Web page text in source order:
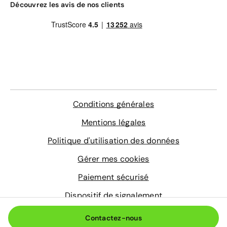
Contactez-nous
Gravage des vitres
Découvrez les avis de nos clients
Conditions générales
Mentions légales
Politique d'utilisation des données
Gérer mes cookies
Paiement sécurisé
Dispositif de signalement
© 2026 Aramisauto.com